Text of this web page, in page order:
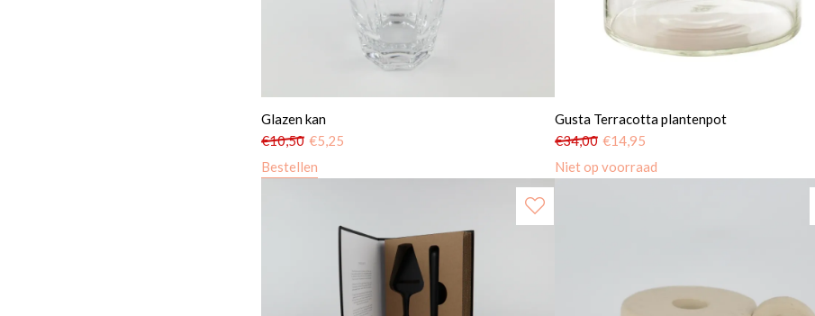
Glazen kan
€10,50 €5,25
Bestellen
Gusta Terracotta plantenpot
€34,00 €14,95
Niet op voorraad